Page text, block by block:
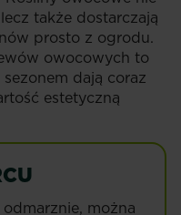
także dostarczają
prosto z ogrodu.
owocowych to
dają coraz
estetyczną
można